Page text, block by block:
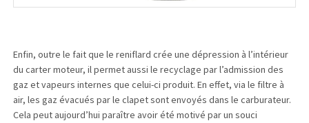
Enfin, outre le fait que le reniflard crée une dépression à l’intérieur
du carter moteur, il permet aussi le recyclage par l’admission des
gaz et vapeurs internes que celui-ci produit. En effet, via le filtre à
air, les gaz évacués par le clapet sont envoyés dans le carburateur.
Cela peut aujourd’hui paraître avoir été motivé par un souci